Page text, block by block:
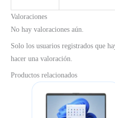
Valoraciones
No hay valoraciones aún.
Solo los usuarios registrados que
hacer una valoración.
Productos relacionados